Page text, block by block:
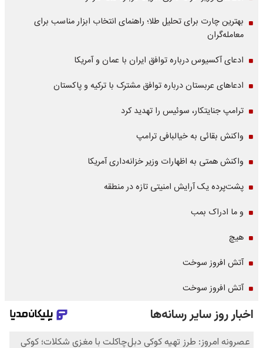
بهترین چارت برای تحلیل طلا؛ راهنمای انتخاب ابزار مناسب برای
معامله‌گران
ادعای آکسیوس درباره توافق ایران با عمان و آمریکا
ادعاهای عربستان درباره توافق مشترک با ترکیه و پاکستان
ترامپ جنایتکار، سوئیس را تهدید کرد
واکنش بقائی به خیالبافی ترامپ
واکنش همتی به اظهارات وزیر خزانه‌داری آمریکا
پشت‌پرده یک آرایش امنیتی تازه در منطقه
و ما ادراک بمب
هیچ
آتش افروز سوخت
آتش افروز سوخت